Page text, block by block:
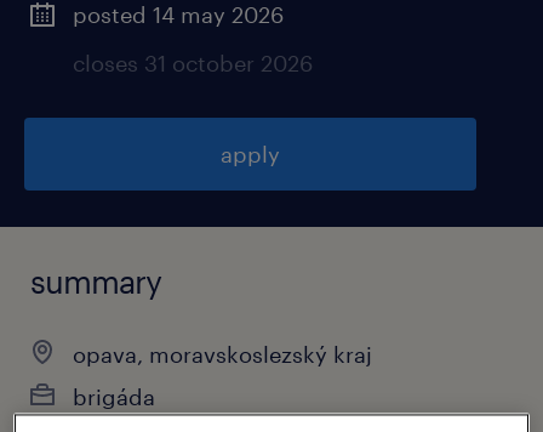
posted 14 may 2026
closes 31 october 2026
apply
summary
opava, moravskoslezský kraj
brigáda